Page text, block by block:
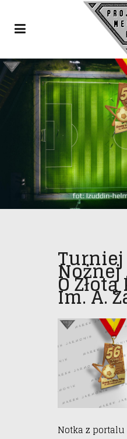
Turniej
Nożnej
O Złotą
Im. A.
Notka z portalu